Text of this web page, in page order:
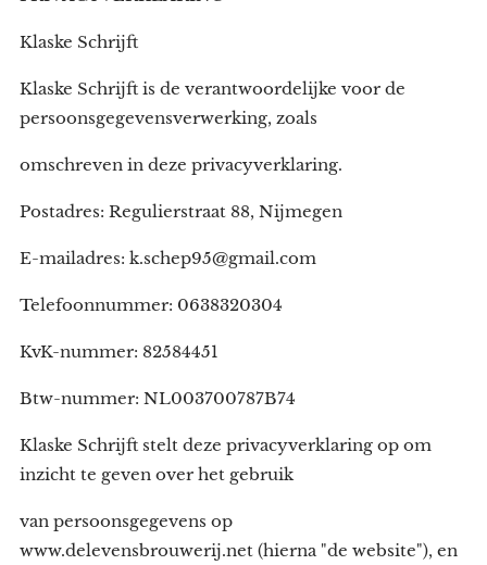
Klaske Schrijft
Klaske Schrijft is de verantwoordelijke voor de
persoonsgegevensverwerking, zoals
omschreven in deze privacyverklaring.
Postadres: Regulierstraat 88, Nijmegen
E-mailadres: k.schep95@gmail.com
Telefoonnummer: 0638320304
KvK-nummer: 82584451
Btw-nummer: NL003700787B74
Klaske Schrijft stelt deze privacyverklaring op om
inzicht te geven over het gebruik
van persoonsgegevens op
www.delevensbrouwerij.net (hierna "de website"), en